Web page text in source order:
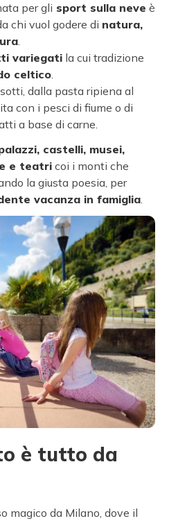
per gli sport sulla neve è
chi vuol godere di natura,
.
variegati la cui tradizione
celtico.
dalla pasta ripiena al
con i pesci di fiume o di
a base di carne.
castelli, musei,
e teatri coi i monti che
la giusta poesia, per
vacanza in famiglia.
è tutto da
magico da Milano, dove il